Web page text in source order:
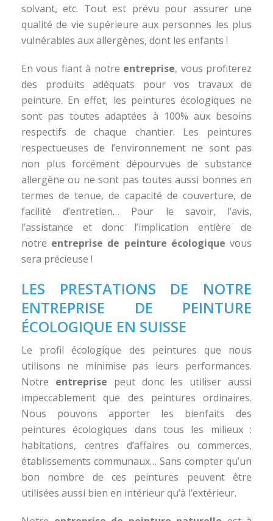
solvant, etc. Tout est prévu pour assurer une
qualité de vie supérieure aux personnes les plus
vulnérables aux allergènes, dont les enfants !
En vous fiant à notre entreprise, vous profiterez
des produits adéquats pour vos travaux de
peinture. En effet, les peintures écologiques ne
sont pas toutes adaptées à 100% aux besoins
respectifs de chaque chantier. Les peintures
respectueuses de l’environnement ne sont pas
non plus forcément dépourvues de substance
allergène ou ne sont pas toutes aussi bonnes en
termes de tenue, de capacité de couverture, de
facilité d’entretien… Pour le savoir, l’avis,
l’assistance et donc l’implication entière de
notre entreprise de peinture écologique vous
sera précieuse !
LES PRESTATIONS DE NOTRE
ENTREPRISE DE PEINTURE
ÉCOLOGIQUE EN SUISSE
Le profil écologique des peintures que nous
utilisons ne minimise pas leurs performances.
Notre entreprise peut donc les utiliser aussi
impeccablement que des peintures ordinaires.
Nous
pouvons apporter les bienfaits des
peintures écologiques dans tous les milieux :
habitations, centres d’affaires ou commerces,
établissements communaux… Sans compter qu’un
bon nombre de ces peintures peuvent être
utilisées aussi bien en intérieur qu’à l’extérieur.